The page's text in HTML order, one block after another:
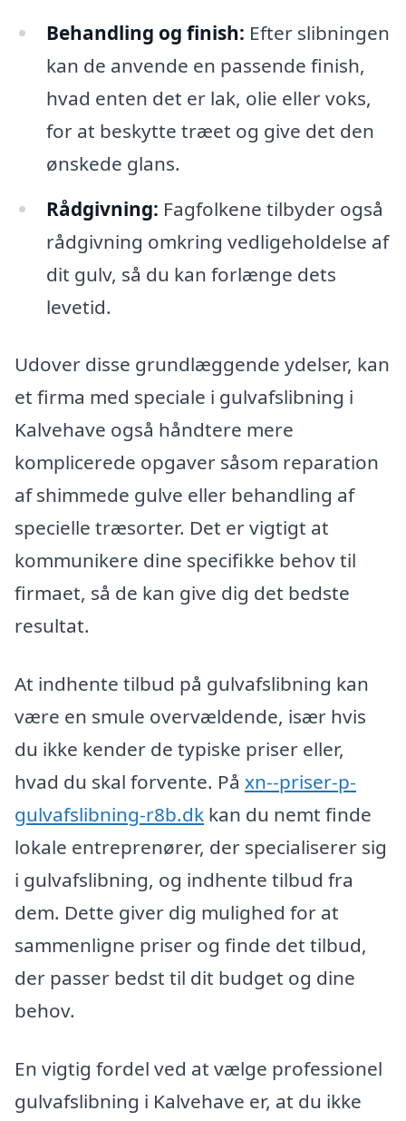
Behandling og finish: Efter slibningen
kan de anvende en passende finish,
hvad enten det er lak, olie eller voks,
for at beskytte træet og give det den
ønskede glans.
Rådgivning: Fagfolkene tilbyder også
rådgivning omkring vedligeholdelse af
dit gulv, så du kan forlænge dets
levetid.
Udover disse grundlæggende ydelser, kan
et firma med speciale i gulvafslibning i
Kalvehave også håndtere mere
komplicerede opgaver såsom reparation
af shimmede gulve eller behandling af
specielle træsorter. Det er vigtigt at
kommunikere dine specifikke behov til
firmaet, så de kan give dig det bedste
resultat.
At indhente tilbud på gulvafslibning kan
være en smule overvældende, især hvis
du ikke kender de typiske priser eller,
hvad du skal forvente. På xn--priser-p-
gulvafslibning-r8b.dk kan du nemt finde
lokale entreprenører, der specialiserer sig
i gulvafslibning, og indhente tilbud fra
dem. Dette giver dig mulighed for at
sammenligne priser og finde det tilbud,
der passer bedst til dit budget og dine
behov.
En vigtig fordel ved at vælge professionel
gulvafslibning i Kalvehave er, at du ikke